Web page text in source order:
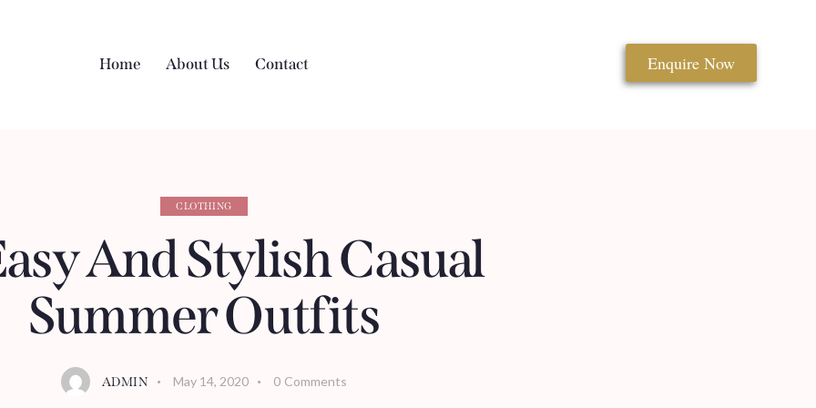
Home About Us Contact Enquire Now
CLOTHING
And Stylish Casual
Summer Outfits
ADMIN May 14, 2020 0 Comments